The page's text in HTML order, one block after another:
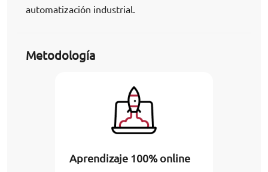
automatización industrial.
Metodología
Aprendizaje 100% online